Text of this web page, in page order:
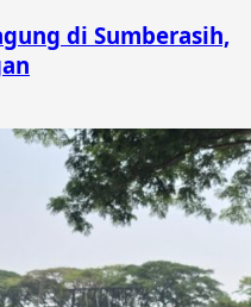
di Sumberasih,